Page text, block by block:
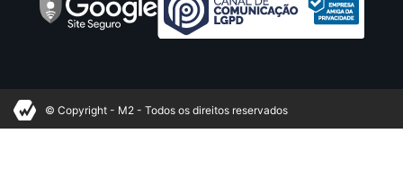
© Copyright - M2 - Todos os direitos reservados